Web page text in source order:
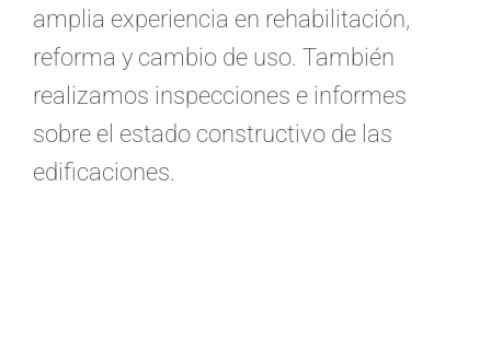
amplia experiencia en rehabilitación,
reforma y cambio de uso. También
realizamos inspecciones e informes
sobre el estado constructivo de las
edificaciones.